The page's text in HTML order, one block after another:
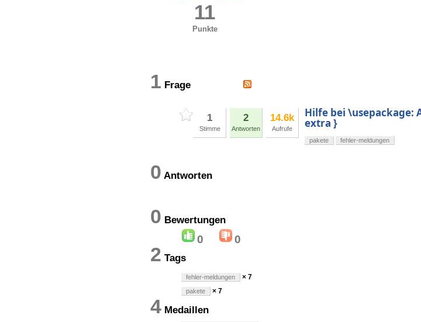
11
Punkte
1 Frage
1
Stimme
2
Antworten
14.6k
Aufrufe
Hilfe bei \usepackage:
extra }
pakete fehler-meldungen
0 Antworten
0 Bewertungen
0 0
2 Tags
fehler-meldungen × 7
pakete × 7
4 Medaillen